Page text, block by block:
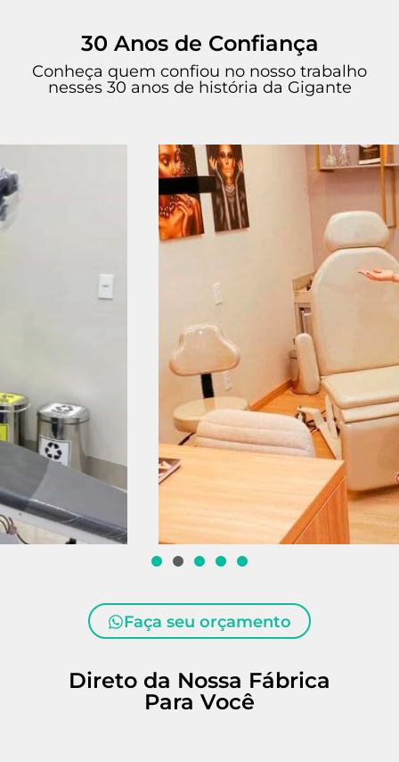
30 Anos de Confiança
Conheça quem confiou no nosso trabalho
nesses 30 anos de história da Gigante
Faça seu orçamento
Direto da Nossa Fábrica
Para Você